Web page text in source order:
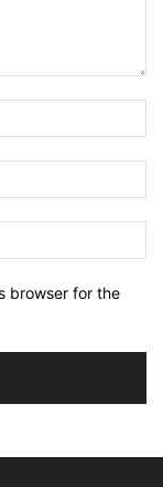
browser for the